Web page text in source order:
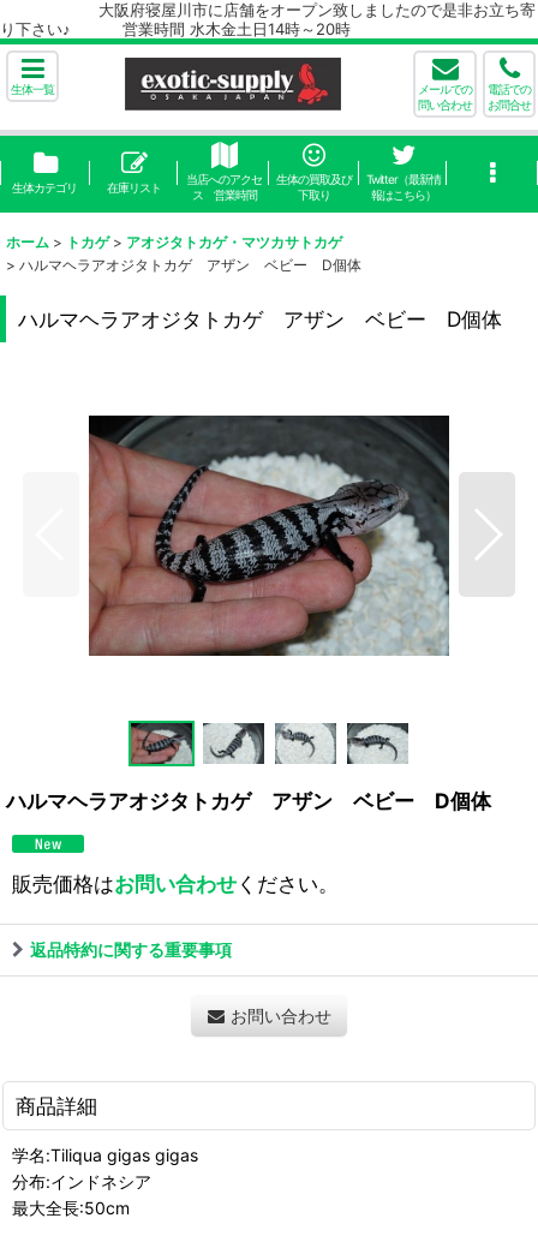
大阪府寝屋川市に店舗をオープン致しましたので是非お立ち寄
り下さい♪ 営業時間 水木金土日14時～20時
生体一覧
メールでの
問い合わせ
電話での
お問合せ
生体カテゴリ 在庫リスト
当店へのアクセ
ス 営業時間
生体の買取及び
下取り
Twitter（最新情
報はこちら）
ホーム > トカゲ > アオジタトカゲ・マツカサトカゲ
> ハルマヘラアオジタトカゲ アザン ベビー D個体
ハルマヘラアオジタトカゲ アザン ベビー D個体
ハルマヘラアオジタトカゲ アザン ベビー D個体
販売価格はお問い合わせください。
返品特約に関する重要事項
お問い合わせ
商品詳細
学名:Tiliqua gigas gigas
分布:インドネシア
最大全長:50cm